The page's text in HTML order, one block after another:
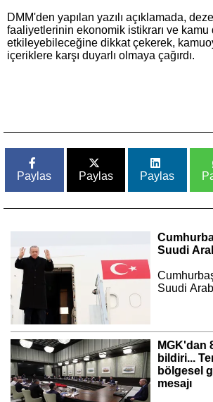
DMM'den yapılan yazılı açıklamada,
faaliyetlerinin ekonomik istikrarı ve
etkileyebileceğine dikkat çekerek,
içeriklere karşı duyarlı olmaya çağırdı.
Paylas Paylas Paylas
Suudi
Suudi
MGK'dan
bildiri...
bölgesel
mesajı